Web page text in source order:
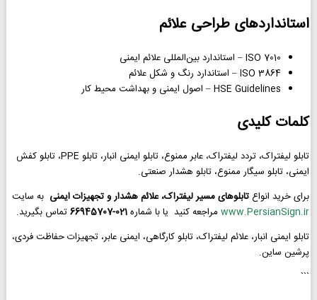
استانداردهای طراحی علائم
ISO 7010 – استاندارد بین‌المللی علائم ایمنی
ISO 3864 – استاندارد رنگ و شکل علائم
HSE Guidelines – اصول ایمنی و بهداشت محیط کار
کلمات کلیدی
تابلو لیفتراک، تردد لیفتراک، عابر ممنوع، تابلو ایمنی انبار، تابلو PPE، تابلو کفش
ایمنی، تابلو سیگار ممنوع، تابلو هشدار صنعتی.
برای خرید انواعتابلوهای مسیر لیفتراک، علائم هشدار و تجهیزات ایمنی به سایت
www.PersianSign.ir مراجعه کنید یا با شماره021-66945707
تماس بگیرید.
تابلو ایمنی انبار، علائم لیفتراک، تابلو کارگاهی، ایمنی عابر، تجهیزات حفاظت فردی،
پرشین ساین.
```